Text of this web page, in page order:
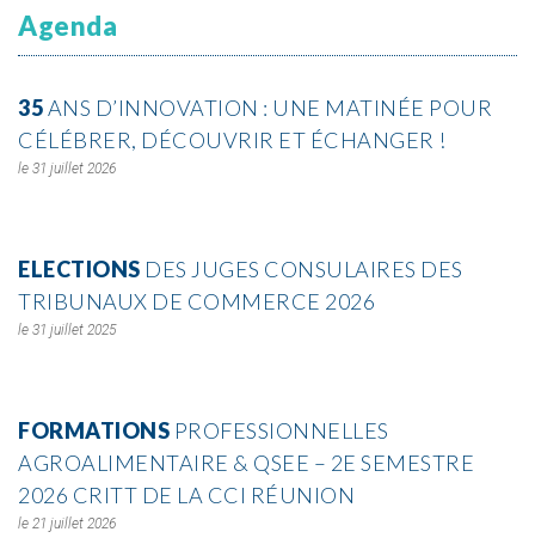
Agenda
35ANS D’INNOVATION : UNE MATINÉE POUR
CÉLÉBRER, DÉCOUVRIR ET ÉCHANGER !
31 juillet 2026
ELECTIONS DES JUGES CONSULAIRES DES
TRIBUNAUX DE COMMERCE 2026
31 juillet 2025
FORMATIONS PROFESSIONNELLES
AGROALIMENTAIRE & QSEE – 2E SEMESTRE
2026 CRITT DE LA CCI RÉUNION
21 juillet 2026